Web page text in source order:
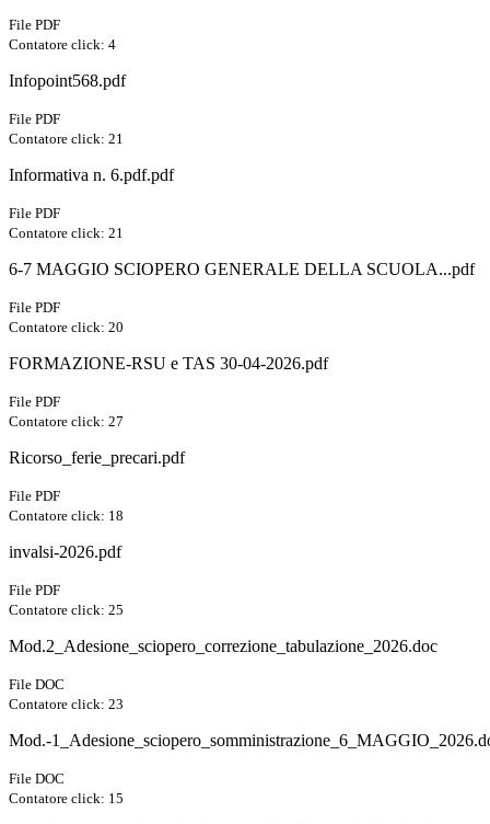
File PDF
Contatore click: 4
Infopoint568.pdf
File PDF
Contatore click: 21
Informativa n. 6.pdf.pdf
File PDF
Contatore click: 21
6-7 MAGGIO SCIOPERO GENERALE DELLA SCUOLA...pdf
File PDF
Contatore click: 20
FORMAZIONE-RSU e TAS 30-04-2026.pdf
File PDF
Contatore click: 27
Ricorso_ferie_precari.pdf
File PDF
Contatore click: 18
invalsi-2026.pdf
File PDF
Contatore click: 25
Mod.2_Adesione_sciopero_correzione_tabulazione_2026.doc
File DOC
Contatore click: 23
Mod.-
File DOC
Contatore click: 15